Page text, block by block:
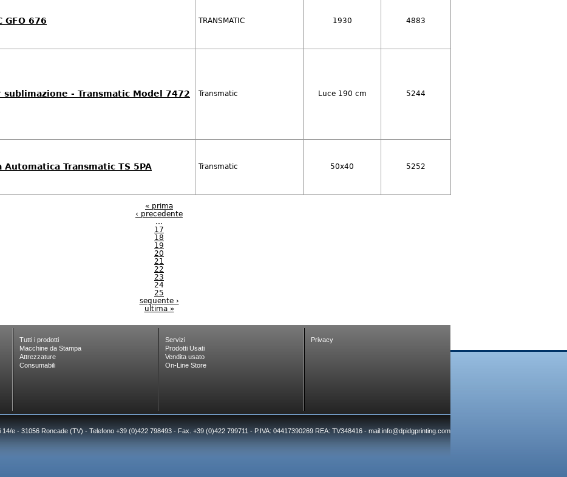
GFO 676 TRANSMATIC 1930 4883
sublimazione - Transmatic Model 7472 Transmatic Luce 190 cm 5244
Automatica Transmatic TS 5PA Transmatic 50x40 5252
« prima
‹ precedente
…
17
18
19
20
21
22
23
24
25
seguente ›
ultima »
Tutti i prodotti
Macchine da Stampa
Attrezzature
Consumabili
Servizi
Prodotti Usati
Vendita usato
On-Line Store
Privacy
e - 31056 Roncade (TV) - Telefono +39 (0)422 798493 - Fax. +39 (0)422 799711 - P.IVA: 04417390269 REA: TV348416 - mail:info@dpidgprinting.com